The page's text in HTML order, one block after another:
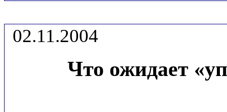
02.11.2004
Что ожидает